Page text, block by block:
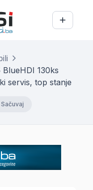
BlueHDI 130ks
servis, top stanje
Sačuvaj